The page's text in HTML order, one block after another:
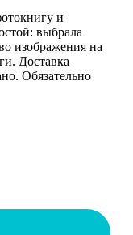
и
выбрала
изображения на
Доставка
Обязательно